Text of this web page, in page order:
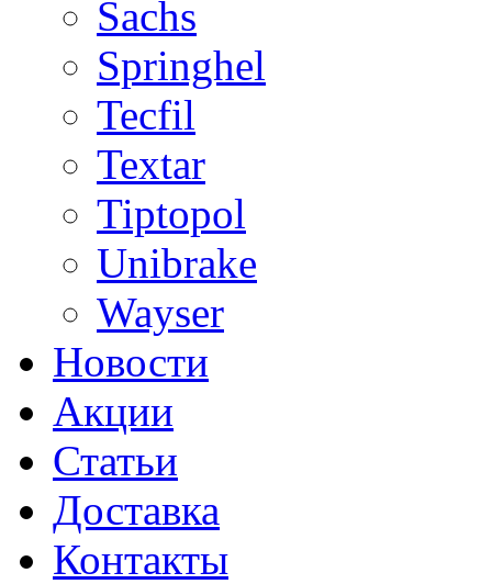
Sachs
Springhel
Tecfil
Textar
Tiptopol
Unibrake
Wayser
Новости
Акции
Статьи
Доставка
Контакты